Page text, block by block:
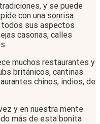
y se puede
con una sonrisa
sus aspectos
casonas, calles
muchos restaurantes y
británicos, cantinas
chinos, indios, de
y en nuestra mente
más de esta bonita